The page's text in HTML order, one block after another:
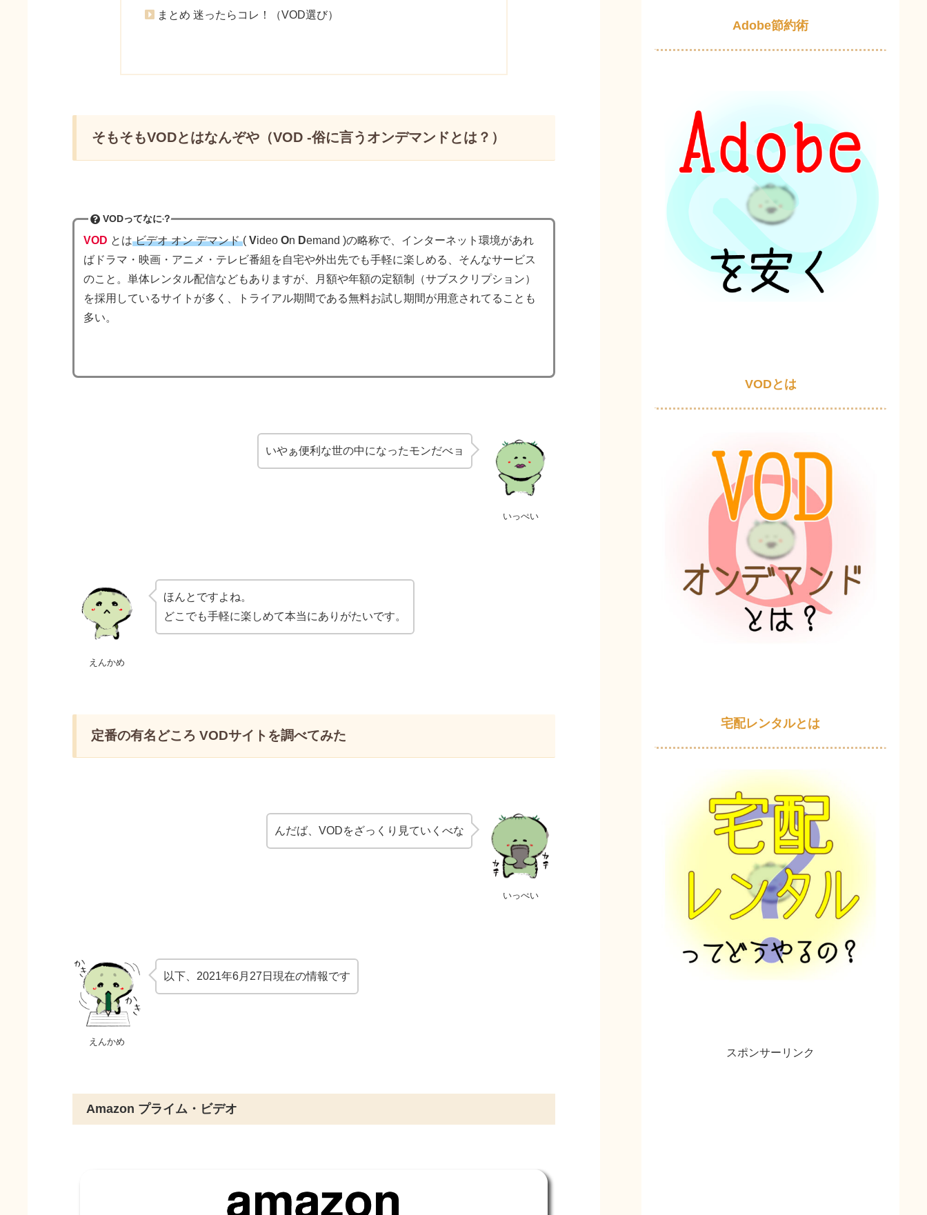
まとめ 迷ったらコレ！（VOD選び）
そもそもVODとはなんぞや（VOD -俗に言うオンデマンドとは？）
VODってなに？
VOD とはビデオ オン デマンド(Video On Demand )の略称で、インターネット環境があれ
ばドラマ・映画・アニメ・テレビ番組を自宅や外出先でも手軽に楽しめる、そんなサービス
のこと。単体レンタル配信などもありますが、月額や年額の定額制（サブスクリプション）
を採用しているサイトが多く、トライアル期間である無料お試し期間が用意されてることも
多い。
いっぺい
いやぁ便利な世の中になったモンだべョ
えんかめ
ほんとですよね。
どこでも手軽に楽しめて本当にありがたいです。
定番の有名どころ VODサイトを調べてみた
いっぺい
んだば、VODをざっくり見ていくべな
えんかめ
以下、2021年6月27日現在の情報です
Amazon プライム・ビデオ
Adobe節約術
VODとは
宅配レンタルとは
スポンサーリンク